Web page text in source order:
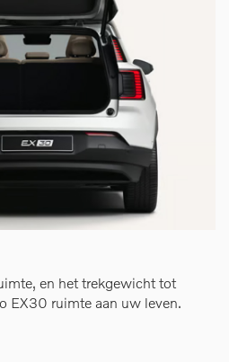
en het trekgewicht tot
EX30 ruimte aan uw leven.